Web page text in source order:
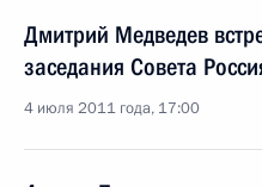
Дмитрий Медведев
заседания Совета
4 июля 2011 года, 17:00